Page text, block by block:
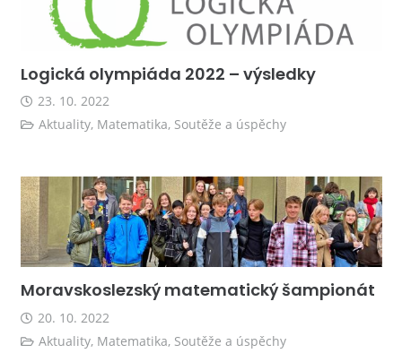
Logická olympiáda 2022 – výsledky
23. 10. 2022
Aktuality, Matematika, Soutěže a úspěchy
Moravskoslezský matematický šampionát
20. 10. 2022
Aktuality, Matematika, Soutěže a úspěchy